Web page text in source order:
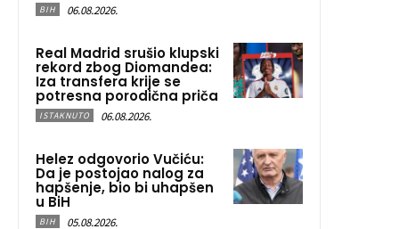
BIH 06.08.2026.
Real Madrid srušio klupski
rekord zbog Diomandea:
Iza transfera krije se
potresna porodična priča
ISTAKNUTO 06.08.2026.
Helez odgovorio Vučiću:
Da je postojao nalog za
hapšenje, bio bi uhapšen
u BiH
BIH 05.08.2026.